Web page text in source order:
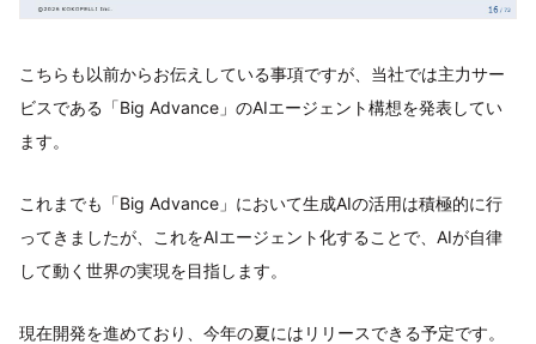
こちらも以前からお伝えしている事項ですが、当社では主力サー
ビスである「Big Advance」のAIエージェント構想を発表してい
ます。
これまでも「Big Advance」において生成AIの活用は積極的に行
ってきましたが、これをAIエージェント化することで、AIが自律
して動く世界の実現を目指します。
現在開発を進めており、今年の夏にはリリースできる予定です。